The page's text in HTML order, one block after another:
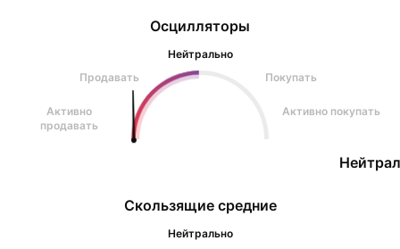
Осцилляторы
Нейтрально
Продавать
Покупать
Активно
продавать
Активно покупать
Скользящие средние
Нейтрально